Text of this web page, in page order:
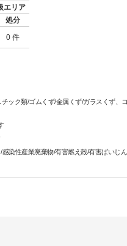
エリア
処分
0 件
ック類/ゴムくず/金属くず/ガラスくず
染性産業廃棄物/有害燃え殻/有害ばいじ